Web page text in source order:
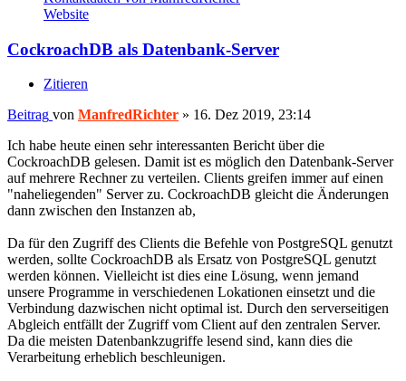
Website
CockroachDB als Datenbank-Server
Zitieren
Beitrag von ManfredRichter » 16. Dez 2019, 23:14
Ich habe heute einen sehr interessanten Bericht über die
CockroachDB gelesen. Damit ist es möglich den Datenbank-Server
auf mehrere Rechner zu verteilen. Clients greifen immer auf einen
"naheliegenden" Server zu. CockroachDB gleicht die Änderungen
dann zwischen den Instanzen ab,
Da für den Zugriff des Clients die Befehle von PostgreSQL genutzt
werden, sollte CockroachDB als Ersatz von PostgreSQL genutzt
werden können. Vielleicht ist dies eine Lösung, wenn jemand
unsere Programme in verschiedenen Lokationen einsetzt und die
Verbindung dazwischen nicht optimal ist. Durch den serverseitigen
Abgleich entfällt der Zugriff vom Client auf den zentralen Server.
Da die meisten Datenbankzugriffe lesend sind, kann dies die
Verarbeitung erheblich beschleunigen.